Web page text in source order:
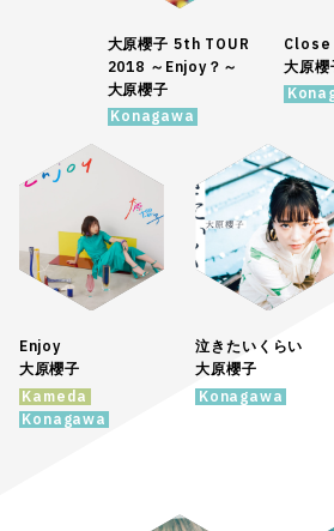
大原櫻子 5th TOUR
2018 ～Enjoy？～
大原櫻子
Konagawa
大原櫻
Enjoy
大原櫻子
Kameda
Konagawa
泣きたいくらい
大原櫻子
Konagawa